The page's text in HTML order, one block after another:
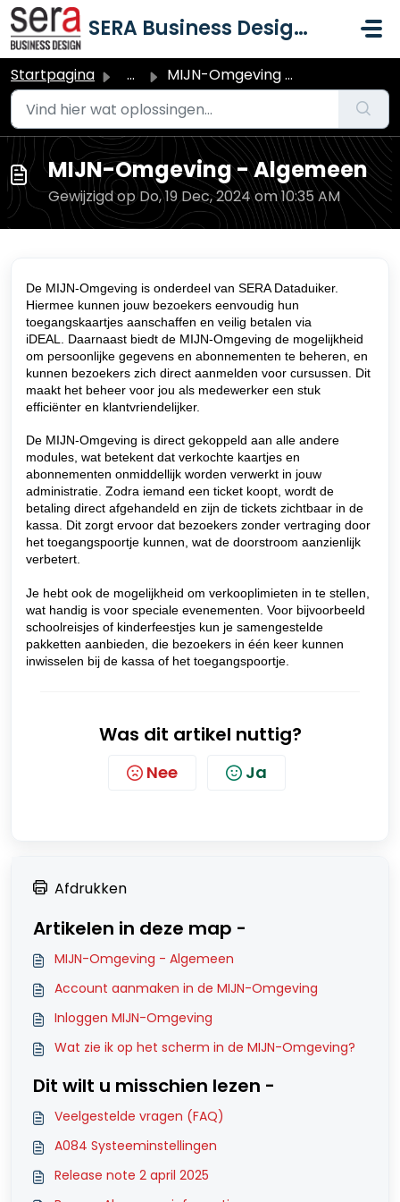
Doorgaan naar hoofdinhoud
SERA Business Design B.V.
Startpagina ... MIJN-Omgeving - Algemeen
MIJN-Omgeving - Algemeen
Gewijzigd op Do, 19 Dec, 2024 om 10:35 AM
De MIJN-Omgeving is onderdeel van SERA Dataduiker.
Hiermee kunnen jouw bezoekers eenvoudig hun
toegangskaartjes aanschaffen en veilig betalen via
iDEAL. Daarnaast biedt de MIJN-Omgeving de mogelijkheid
om persoonlijke gegevens en abonnementen te beheren, en
kunnen bezoekers zich direct aanmelden voor cursussen. Dit
maakt het beheer voor jou als medewerker een stuk
efficiënter en klantvriendelijker.
De MIJN-Omgeving is direct gekoppeld aan alle andere
modules, wat betekent dat verkochte kaartjes en
abonnementen onmiddellijk worden verwerkt in jouw
administratie. Zodra iemand een ticket koopt, wordt de
betaling direct afgehandeld en zijn de tickets zichtbaar in de
kassa. Dit zorgt ervoor dat bezoekers zonder vertraging door
het toegangspoortje kunnen, wat de doorstroom aanzienlijk
verbetert.
Je hebt ook de mogelijkheid om verkooplimieten in te stellen,
wat handig is voor speciale evenementen. Voor bijvoorbeeld
schoolreisjes of kinderfeestjes kun je samengestelde
pakketten aanbieden, die bezoekers in één keer kunnen
inwisselen bij de kassa of het toegangspoortje.
Was dit artikel nuttig?
Nee Ja
Afdrukken
Artikelen in deze map -
MIJN-Omgeving - Algemeen
Account aanmaken in de MIJN-Omgeving
Inloggen MIJN-Omgeving
Wat zie ik op het scherm in de MIJN-Omgeving?
Dit wilt u misschien lezen -
Veelgestelde vragen (FAQ)
A084 Systeeminstellingen
Release note 2 april 2025